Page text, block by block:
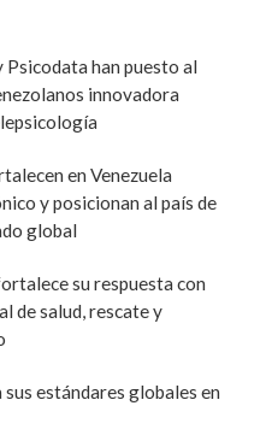
Psicodata han puesto al
innovadora
en Venezuela
y posicionan al país de
global
su respuesta con
de salud, rescate y
estándares globales en